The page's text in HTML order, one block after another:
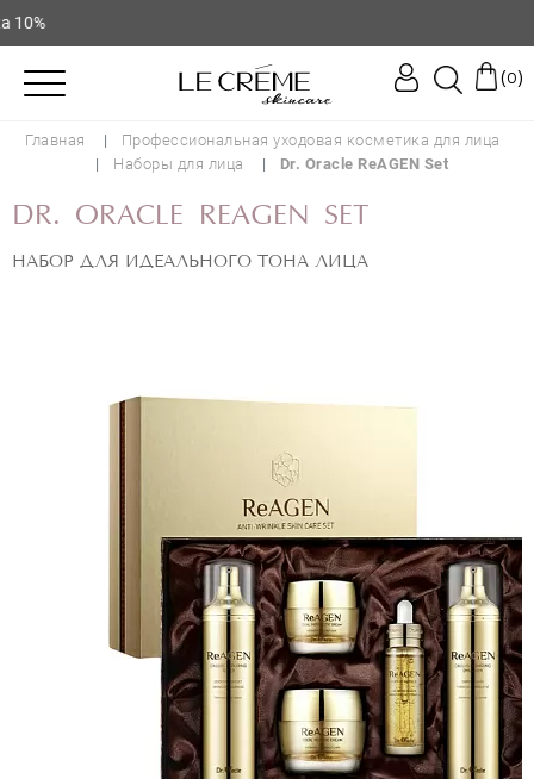
(0)
Главная
Профессиональная уходовая косметика для лица
Наборы для лица
Dr. Oracle ReAGEN Set
DR. ORACLE REAGEN SET
НАБОР ДЛЯ ИДЕАЛЬНОГО ТОНА ЛИЦА